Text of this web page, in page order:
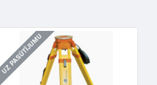
UZ PASŪTĪJUMU